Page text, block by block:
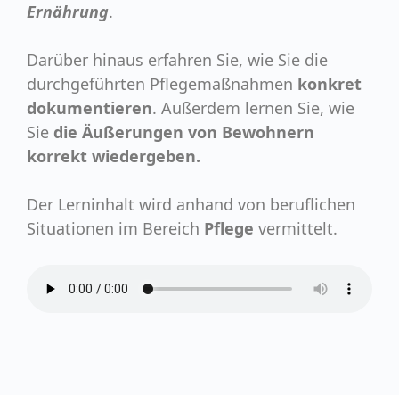
Ernährung.
Darüber hinaus erfahren Sie, wie Sie die
durchgeführten Pflegemaßnahmen konkret
dokumentieren. Außerdem lernen Sie, wie
Sie die Äußerungen von Bewohnern
korrekt wiedergeben.
Der Lerninhalt wird anhand von beruflichen
Situationen im Bereich Pflege vermittelt.